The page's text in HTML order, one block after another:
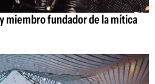
miembro fundador de la mítica